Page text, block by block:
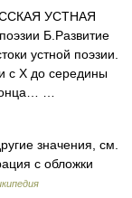
УСТНАЯ
Б.Развитие
устной поэзии.
с X до середины
…
значения, см.
с обложки